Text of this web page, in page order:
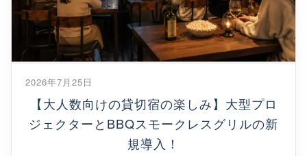
2026年7月25日
【大人数向けの貸切宿の楽しみ】大型プロ
ジェクターとBBQスモークレスグリルの新
規導入！